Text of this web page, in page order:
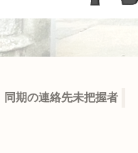
同期の連絡先未把握者